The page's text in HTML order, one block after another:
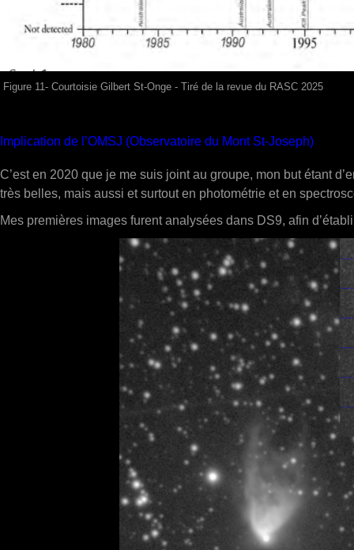
Figure 11- Courtoisie Gilbert St-Onge - Tiré de la revue du RASC 2025
Implication de l’OMSJ (Observatoire du Mont St-Joseph)
C’est en 2020 que je me suis joint au groupe, mon but étant
très belles, mais aussi et surtout en photométrie et en
Mes premières images furent analysées dans DS9, afin